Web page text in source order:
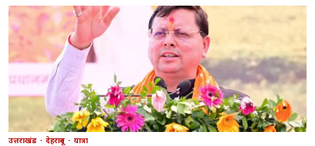
उत्तराखंड देहरादून यात्रा